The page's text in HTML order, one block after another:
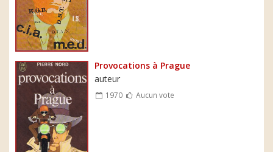
Provocations à Prague
auteur
1970 Aucun vote